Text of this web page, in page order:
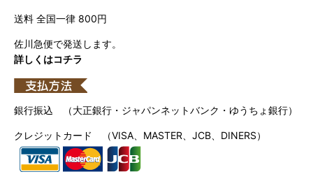
送料 全国一律 800円
佐川急便で発送します。
詳しくはコチラ
銀行振込 （大正銀行・ジャパンネットバンク・ゆうちょ銀行）
クレジットカード （VISA、MASTER、JCB、DINERS）